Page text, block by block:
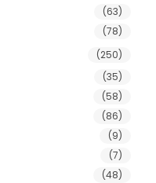
(63)
(78)
(250)
(35)
(58)
(86)
(9)
(7)
(48)